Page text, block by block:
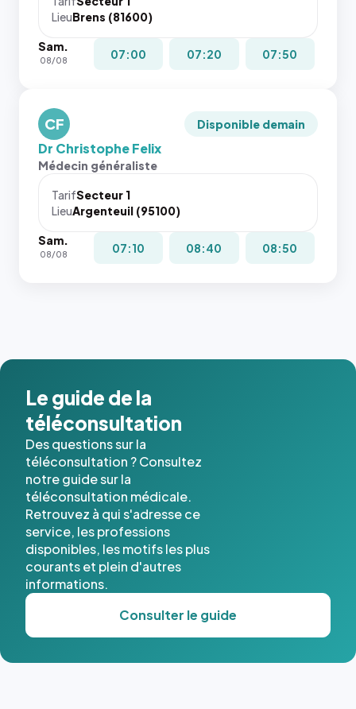
navigateur
pas la
place, et
les trois
dernières
images de
l'annuaire
dans ce
cas. #}
LieuBrens (81600)
Sam.
08/08 07:00 07:20 07:50
CF Disponible demain
Dr Christophe Felix
Médecin généraliste
TarifSecteur 1
LieuArgenteuil (95100)
Sam.
08/08 07:10 08:40 08:50
Le guide de la
téléconsultation
Des questions sur la
téléconsultation ? Consultez
notre guide sur la
téléconsultation médicale.
Retrouvez à qui s'adresse ce
service, les professions
disponibles, les motifs les plus
courants et plein d'autres
informations.
Consulter le guide